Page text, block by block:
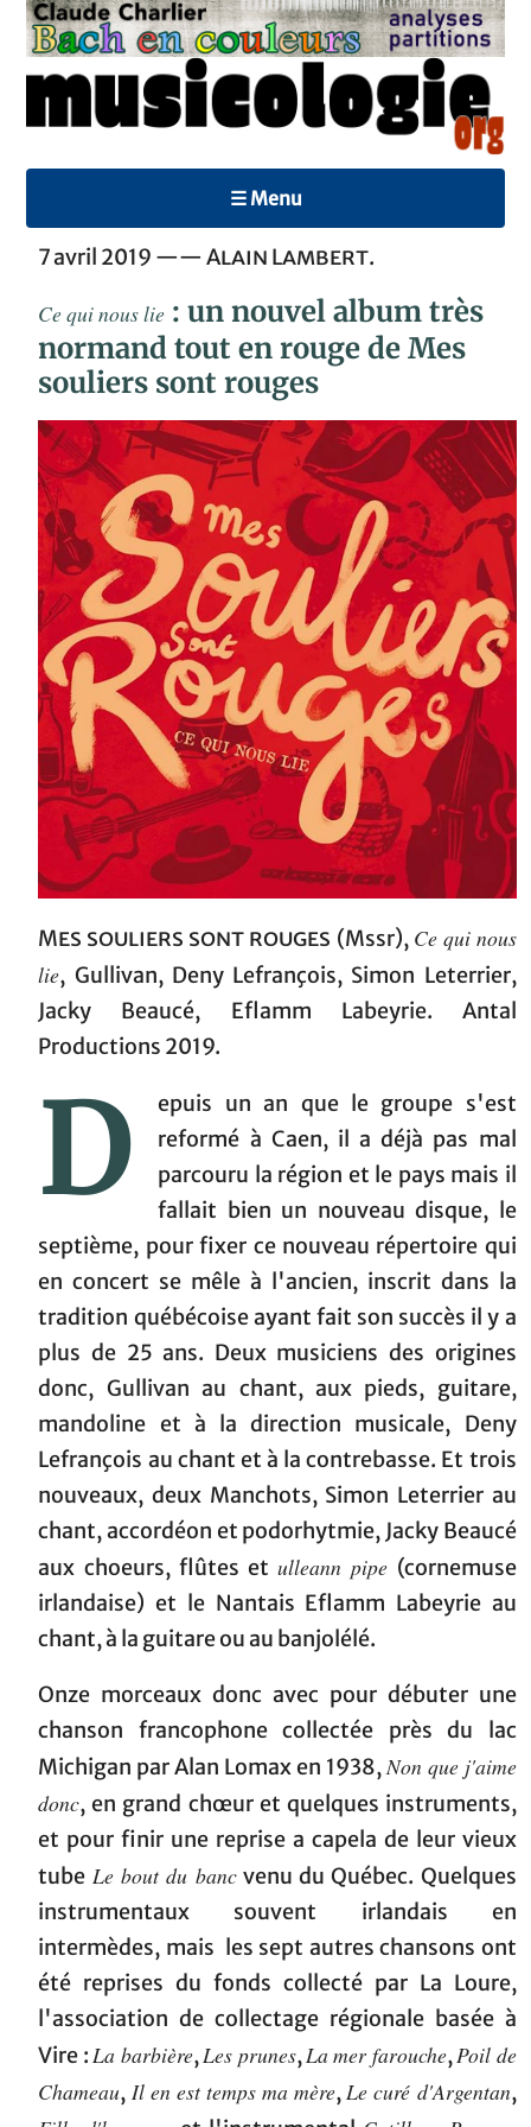
☰ Menu
7 avril 2019 ——Alain Lambert.
Ce qui nous lie : un nouvel album très
normand tout en rouge de Mes
souliers sont rouges
Mes souliers sont rouges (Mssr), Ce qui nous
lie, Gullivan, Deny Lefrançois, Simon Leterrier,
Jacky Beaucé, Eflamm Labeyrie. Antal
Productions 2019.
D
epuis un an que le groupe s'est
reformé à Caen, il a déjà pas mal
parcouru la région et le pays mais il
fallait bien un nouveau disque, le
septième, pour fixer ce nouveau répertoire qui
en concert se mêle à l'ancien, inscrit dans la
tradition québécoise ayant fait son succès il y a
plus de 25 ans. Deux musiciens des origines
donc, Gullivan au chant, aux pieds, guitare,
mandoline et à la direction musicale, Deny
Lefrançois au chant et à la contrebasse. Et trois
nouveaux, deux Manchots, Simon Leterrier au
chant, accordéon et podorhytmie, Jacky Beaucé
aux choeurs, flûtes etulleann pipe (cornemuse
irlandaise) et le Nantais Eflamm Labeyrie au
chant, à la guitare ou au banjolélé.
Onze morceaux donc avec pour débuter une
chanson francophone collectée près du lac
Michigan par Alan Lomax en 1938,Non que j'aime
donc, en grand chœur et quelques instruments,
et pour finir une reprise a capela de leur vieux
tube Le bout du bancvenu du Québec. Quelques
instrumentaux souvent irlandais en
intermèdes, mais les sept autres chansons ont
été reprises du fonds collecté par La Loure,
l'association de collectage régionale basée à
Vire :La barbière,Les prunes,La mer farouche,Poil de
Chameau, Il en est temps ma mère,Le curé d'Argentan,